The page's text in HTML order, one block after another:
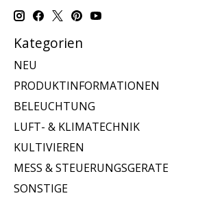
Kategorien
NEU
PRODUKTINFORMATIONEN
BELEUCHTUNG
LUFT- & KLIMATECHNIK
KULTIVIEREN
MESS & STEUERUNGSGERATE
SONSTIGE